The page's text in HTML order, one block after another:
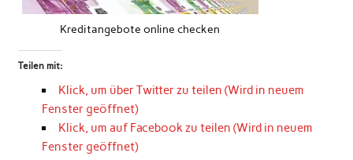
Kreditangebote online checken
Teilen mit:
Klick, um über Twitter zu teilen (Wird in neuem
Fenster geöffnet)
Klick, um auf Facebook zu teilen (Wird in neuem
Fenster geöffnet)